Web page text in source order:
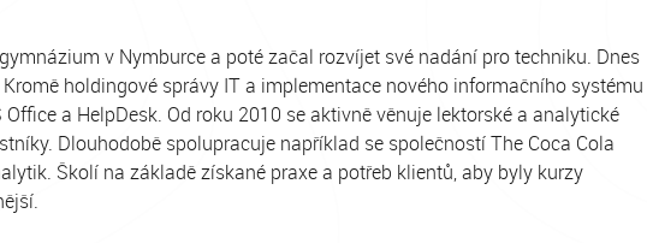
v Nymburce a poté začal rozvíjet své nadání pro techniku. Dnes
holdingové správy IT a implementace nového informačního systému
a HelpDesk. Od roku 2010 se aktivně věnuje lektorské a analytické
Dlouhodobě spolupracuje například se společností The Coca Cola
Školí na základě získané praxe a potřeb klientů, aby byly kurzy